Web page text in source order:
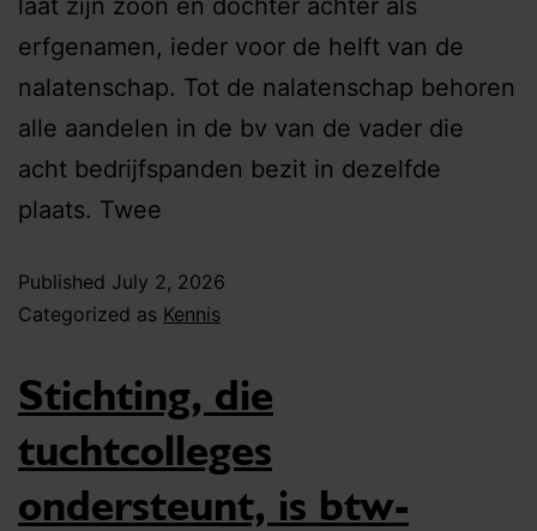
laat zijn zoon en dochter achter als
erfgenamen, ieder voor de helft van de
nalatenschap. Tot de nalatenschap behoren
alle aandelen in de bv van de vader die
acht bedrijfspanden bezit in dezelfde
plaats. Twee
Published July 2, 2026
Categorized as Kennis
Stichting, die
tuchtcolleges
ondersteunt, is btw-